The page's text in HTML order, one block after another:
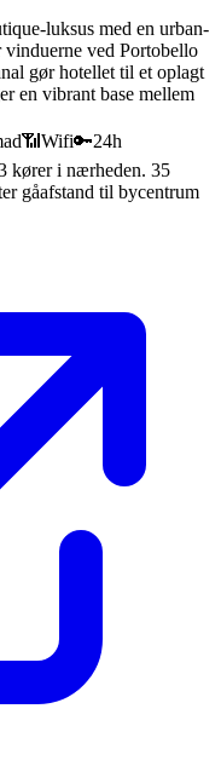
luksus med en urban-
ved Portobello
gør hotellet til et oplagt
en vibrant base mellem
📶 Wifi🔑24h
kører i nærheden. 35
gåafstand til bycentrum